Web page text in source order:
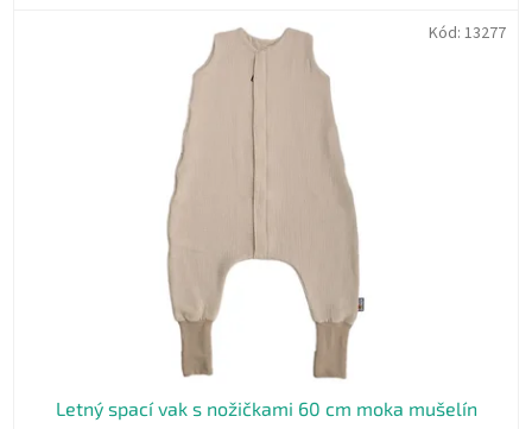
Letný spací vak s nožičkami 60 cm moka mušelín
Kód: 13277